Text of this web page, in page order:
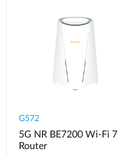
G572
5G NR BE7200 Wi-Fi 7
Router